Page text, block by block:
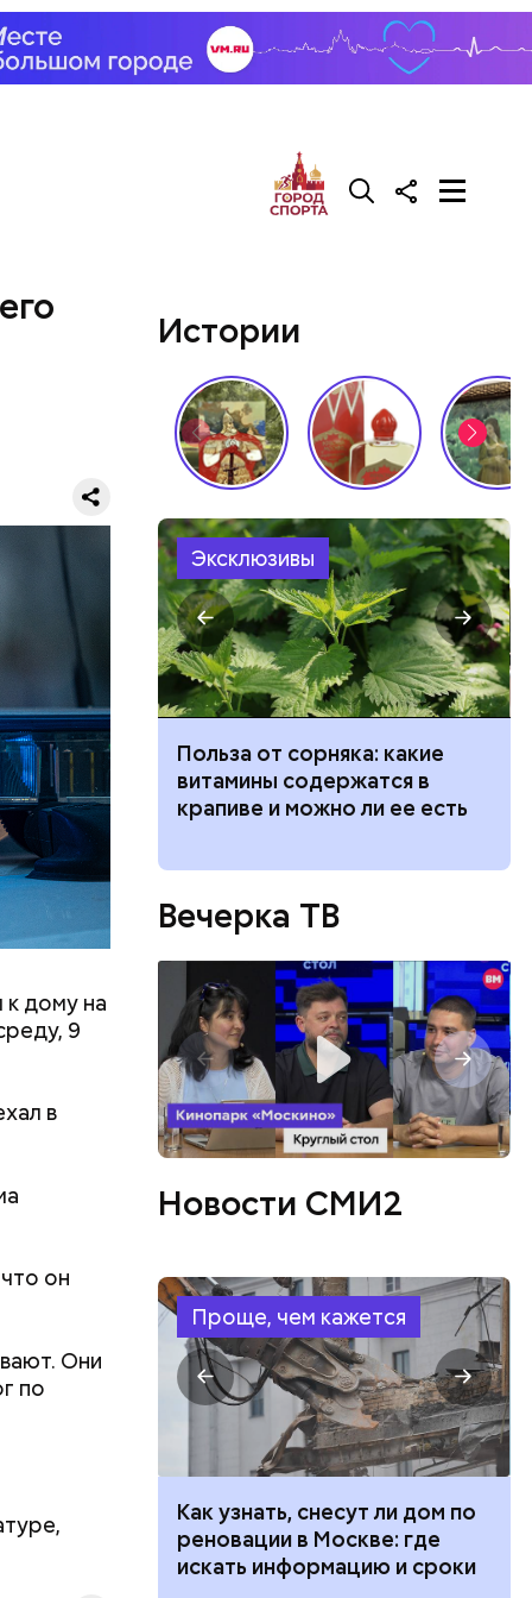
дому на
9
в
он
Они
по
сын
в
Истории
Эксклюзивы
к
глаз
Польза от сорняка: какие
витамины содержатся в
крапиве и можно ли ее есть
Вечерка ТВ
Новости СМИ2
Проще, чем кажется
тысяч
при
кто может
Как узнать, снесут ли дом по
реновации в Москве: где
искать информацию и сроки